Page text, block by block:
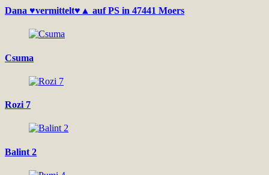
Dana ♥vermittelt♥▲ auf PS in 47441 Moers
Csuma
Rozi 7
Balint 2